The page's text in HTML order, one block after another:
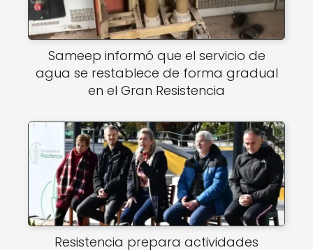
Sameep informó que el servicio de
agua se restablece de forma gradual
en el Gran Resistencia
Resistencia prepara actividades